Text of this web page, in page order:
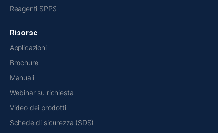
Reagenti SPPS
Risorse
Applicazioni
Brochure
Manuali
Webinar su richiesta
Video dei prodotti
Schede di sicurezza (SDS)